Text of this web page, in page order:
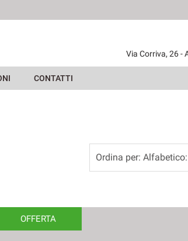
Via Corriva, 26 -
CONTATTI
OFFERTA